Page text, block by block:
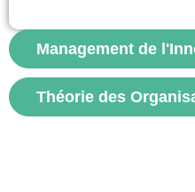
voir
Management de
Théorie des